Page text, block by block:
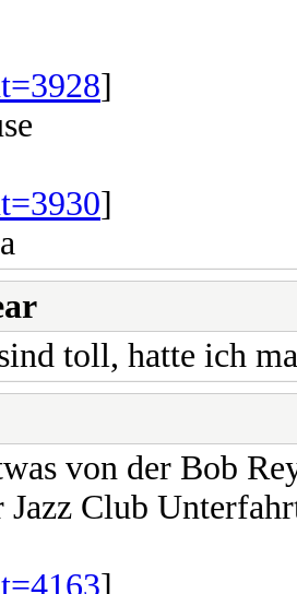
]
]
toll, hatte ich
von der Bob
Jazz Club
]